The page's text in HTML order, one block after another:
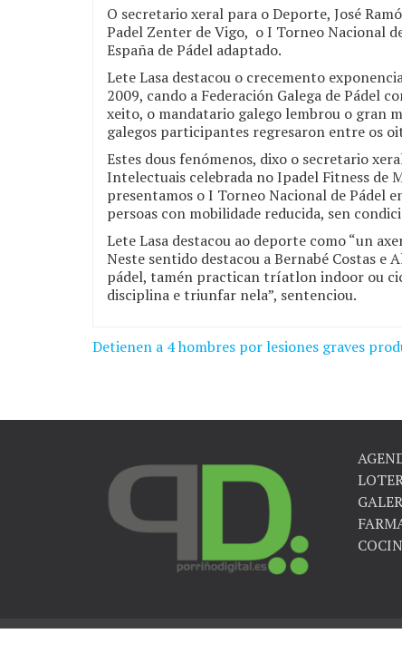
O secretario xeral para o Deporte, José
Padel Zenter de Vigo, o I Torneo Nacional
España de Pádel adaptado.
Lete Lasa destacou o crecemento
2009, cando a Federación Galega de Pádel
xeito, o mandatario galego lembrou o gran
galegos participantes regresaron entre os
Estes dous fenómenos, dixo o secretario
Intelectuais celebrada no Ipadel Fitness de
presentamos o I Torneo Nacional de Pádel
persoas con mobilidade reducida, sen
Lete Lasa destacou ao deporte como “un
Neste sentido destacou a Bernabé Costas e
pádel, tamén practican tríatlon indoor ou
disciplina e triunfar nela”, sentenciou.
Navegación
entradas
Detienen a 4 hombres por lesiones graves